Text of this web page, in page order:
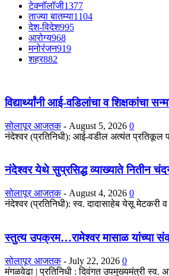
टेक्नॉलॉजी1377
ताज्या बातम्या1104
देश-विदेश995
आरोग्य968
मनोरंजन919
शहर882
विद्यार्थ्यांनी आई-वडिलांचा व
सोलापूर आजतक - August 5, 2026 0
नंदेश्वर (प्रतिनिधी): आई-वडील अत्यंत प्रतिकूल
नंदेश्वर येथे सुप्रसिद्ध व्याख्याते नितीन
सोलापूर आजतक - August 4, 2026 0
नंदेश्वर (प्रतिनिधी): स्व. दादासाहेब येसू मेटकरी व
स्तुत्य उपक्रम…रामेश्वर मासाळ यांच्या
सोलापूर आजतक - July 22, 2026 0
मंगळवेढा | प्रतिनिधी : दिवंगत उपमुख्यमंत्री स्व.